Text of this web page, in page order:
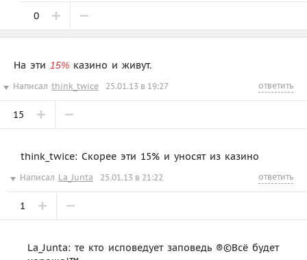
0
На эти 15% казино и живут.
Написал think_twice 25.01.13 в 19:27 ответить
15
think_twice: Скорее эти 15% и уносят из казино
Написал La_Junta 25.01.13 в 21:22 ответить
1
La_Junta: те кто исповедует заповедь ®©Всё будет